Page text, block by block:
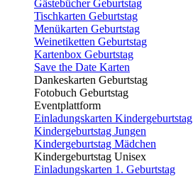
Gästebücher Geburtstag
Tischkarten Geburtstag
Menükarten Geburtstag
Weinetiketten Geburtstag
Kartenbox Geburtstag
Save the Date Karten
Dankeskarten Geburtstag
Fotobuch Geburtstag
Eventplattform
Einladungskarten Kindergeburtstag
Kindergeburtstag Jungen
Kindergeburtstag Mädchen
Kindergeburtstag Unisex
Einladungskarten 1. Geburtstag